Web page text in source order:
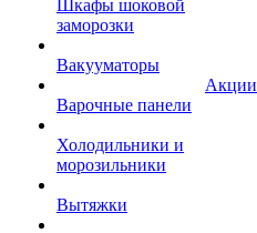
Шкафы шоковой
заморозки
Вакууматоры
Варочные панели
Холодильники и
морозильники
Вытяжки
Акции